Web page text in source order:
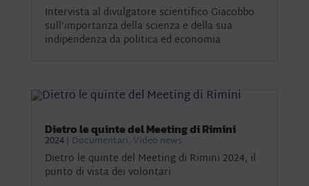
Intervista al divulgatore scientifico Giacobbo
sull’importanza della scienza e della sua
indipendenza da politica ed economia
Dietro le quinte del Meeting di Rimini
2024| Documentari, Video news
Dietro le quinte del Meeting di Rimini 2024, il
punto di vista dei volontari